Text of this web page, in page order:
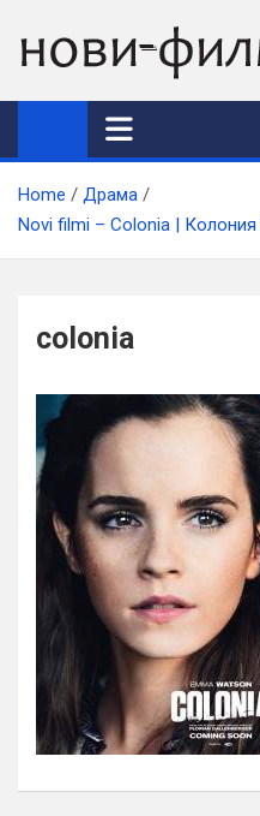
content
Home
Драма
Novi filmi – Colonia |
colonia